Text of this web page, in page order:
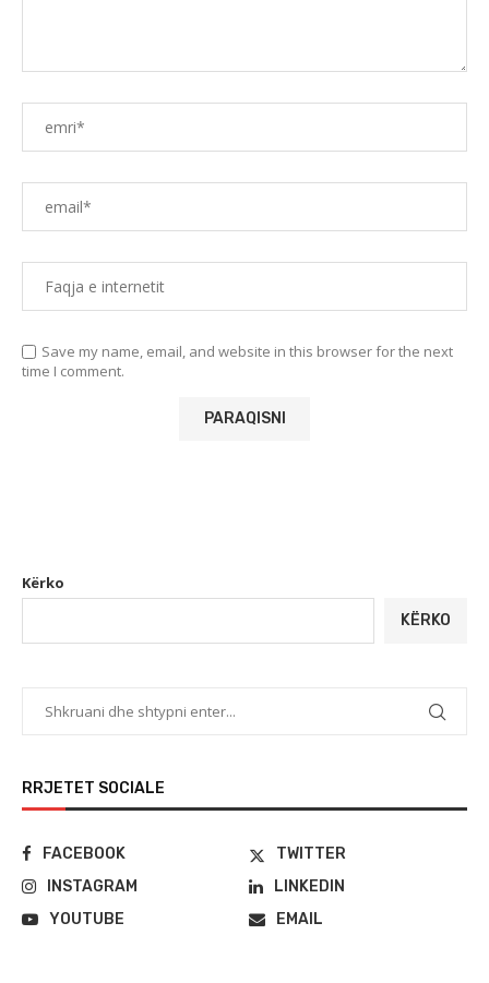
Save my name, email, and website in this browser for the next
time I comment.
Kërko
KËRKO
RRJETET SOCIALE
FACEBOOK
TWITTER
INSTAGRAM
LINKEDIN
YOUTUBE
EMAIL